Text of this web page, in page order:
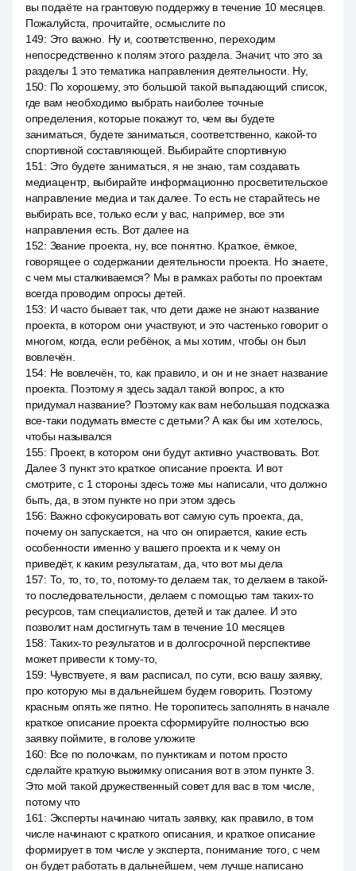
вы подаёте на грантовую поддержку в течение 10 месяцев.
Пожалуйста, прочитайте, осмыслите по
149: Это важно. Ну и, соответственно, переходим
непосредственно к полям этого раздела. Значит, что это за
разделы 1 это тематика направления деятельности. Ну,
150: По хорошему, это большой такой выпадающий список,
где вам необходимо выбрать наиболее точные
определения, которые покажут то, чем вы будете
заниматься, будете заниматься, соответственно, какой-то
спортивной составляющей. Выбирайте спортивную
151 : Это будете заниматься, я не знаю, там создавать
медиацентр, выбирайте информационно просветительское
направление медиа и так далее. То есть не старайтесь не
выбирать все, только если у вас, например, все эти
направления есть. Вот далее на
152: Звание проекта, ну, все понятно. Краткое, ёмкое,
говорящее о содержании деятельности проекта. Но знаете,
с чем мы сталкиваемся? Мы в рамках работы по проектам
всегда проводим опросы детей.
153: И часто бывает так, что дети даже не знают название
проекта, в котором они участвуют, и это частенько говорит о
многом, когда, если ребёнок, а мы хотим, чтобы он был
вовлечён.
154: Не вовлечён, то, как правило, и он и не знает название
проекта. Поэтому я здесь задал такой вопрос, а кто
придумал название? Поэтому как вам небольшая подсказка
все-таки подумать вместе с детьми? А как бы им хотелось,
чтобы назывался
155: Проект, в котором они будут активно участвовать. Вот.
Далее 3 пункт это краткое описание проекта. И вот
смотрите, с 1 стороны здесь тоже мы написали, что должно
быть, да, в этом пункте но при этом здесь
156: Важно сфокусировать вот самую суть проекта, да,
почему он запускается, на что он опирается, какие есть
особенности именно у вашего проекта и к чему он
приведёт, к каким результатам, да, что вот мы дела
157: То, то, то, то, потому-то делаем так, то делаем в такой-
то последовательности, делаем с помощью там таких-то
ресурсов, там специалистов, детей и так далее. И это
позволит нам достигнуть там в течение 10 месяцев
158: Таких-то результатов и в долгосрочной перспективе
может привести к тому-то,
159: Чувствуете, я вам расписал, по сути, всю вашу заявку,
про которую мы в дальнейшем будем говорить. Поэтому
красным опять же пятно. Не торопитесь заполнять в начале
краткое описание проекта сформируйте полностью всю
заявку поймите, в голове уложите
160: Все по полочкам, по пунктикам и потом просто
сделайте краткую выжимку описания вот в этом пункте 3.
Это мой такой дружественный совет для вас в том числе,
потому что
161 : Эксперты начинаю читать заявку, как правило, в том
числе начинают с краткого описания, и краткое описание
формирует в том числе у эксперта, понимание того, с чем
он будет работать в дальнейшем, чем лучше написано